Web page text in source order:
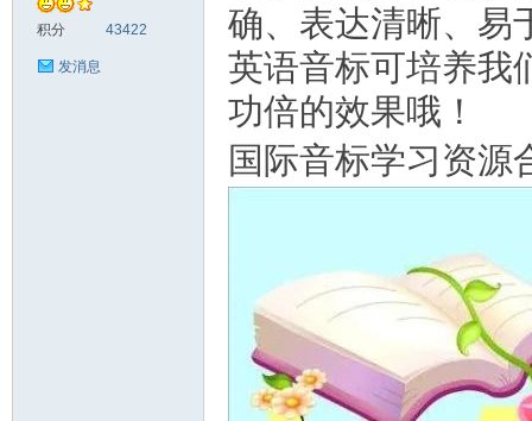
积分 43422
发消息
确、表达清晰、易
英语音标可培养我
功倍的效果哦！
国际音标学习资源